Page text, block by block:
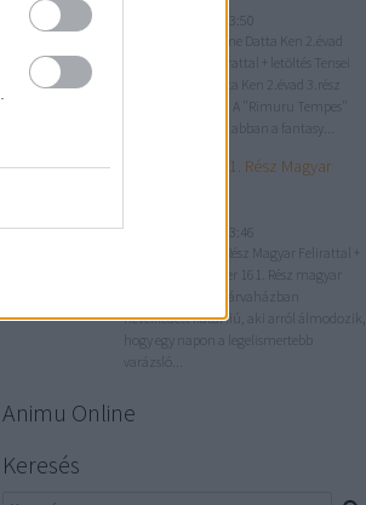
2021. január 19. 23:50
Tensei Shitara Slime Datta Ken 2.évad
3.rész Magyar Felirattal + letöltés Tensei
Shitara Slime Datta Ken 2.évad 3.rész
magyar felirattal. A "Rimuru Tempes"
egy új nyálka neve abban a fantasy...
Black Clover 161. Rész Magyar
2021. január 19. 23:46
Black Clover 161. Rész Magyar Felirattal +
letöltés Black Clover 161. Rész magyar
felirattal. Asta egy árvaházban
nevelkedett fiatal fiú, aki arról álmodozik,
hogy egy napon a legelismertebb
varázsló...
Animu Online
Keresés